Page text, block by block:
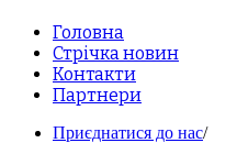
Головна
Стрічка новин
Контакти
Партнери
Приєднатися до нас/